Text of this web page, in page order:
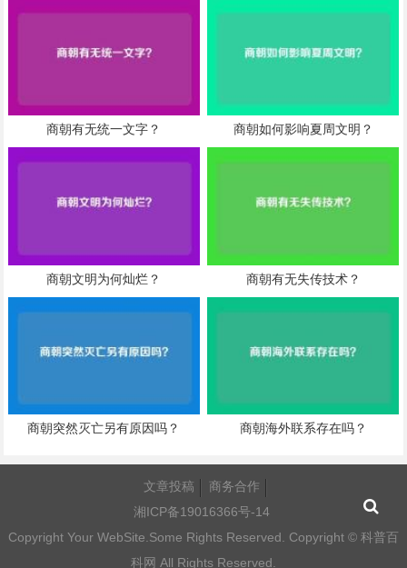
商朝有无统一文字？ 商朝如何影响夏周文明？
商朝文明为何灿烂？ 商朝有无失传技术？
商朝突然灭亡另有原因吗？ 商朝海外联系存在吗？
文章投稿
商务合作
湘ICP备19016366号-14
Copyright Your WebSite.Some Rights Reserved. Copyright © 科普百
科网 All Rights Reserved.